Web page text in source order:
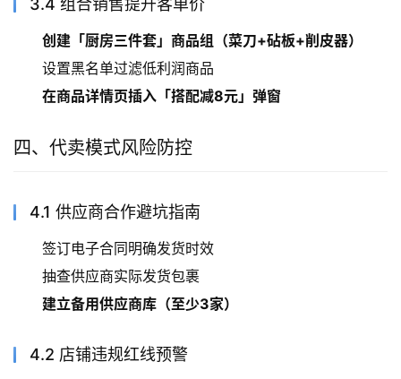
3.4 组合销售提升客单价
创建「厨房三件套」商品组（菜刀+砧板+削皮器）
设置黑名单过滤低利润商品
在商品详情页插入「搭配减8元」弹窗
四、代卖模式风险防控
4.1 供应商合作避坑指南
签订电子合同明确发货时效
抽查供应商实际发货包裹
建立备用供应商库（至少3家）
4.2 店铺违规红线预警